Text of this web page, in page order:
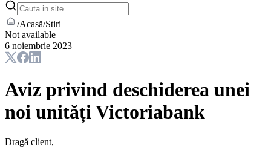
/Acasă/Stiri
Not available
6 noiembrie 2023
Aviz privind deschiderea unei
noi unități Victoriabank
Dragă client,